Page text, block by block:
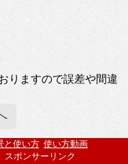
りますので誤差や間違
と使い方 使い方動画
スポンサーリンク